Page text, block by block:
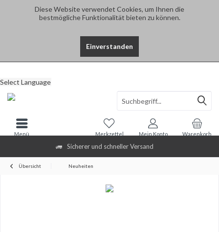
Diese Website verwendet Cookies, um Ihnen die
bestmögliche Funktionalität bieten zu können.
Einverstanden
Sicherer und schneller Versand
Select Language
Warenkorb
Merkzettel Mein Konto
Menü
Übersicht Neuheiten